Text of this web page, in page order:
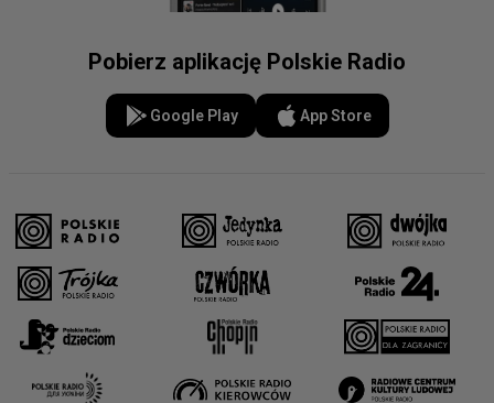
Pobierz aplikację Polskie Radio
Google Play App Store